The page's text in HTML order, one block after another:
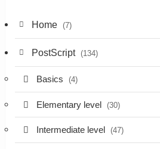
Home (7)
PostScript (134)
Basics (4)
Elementary level (30)
Intermediate level (47)